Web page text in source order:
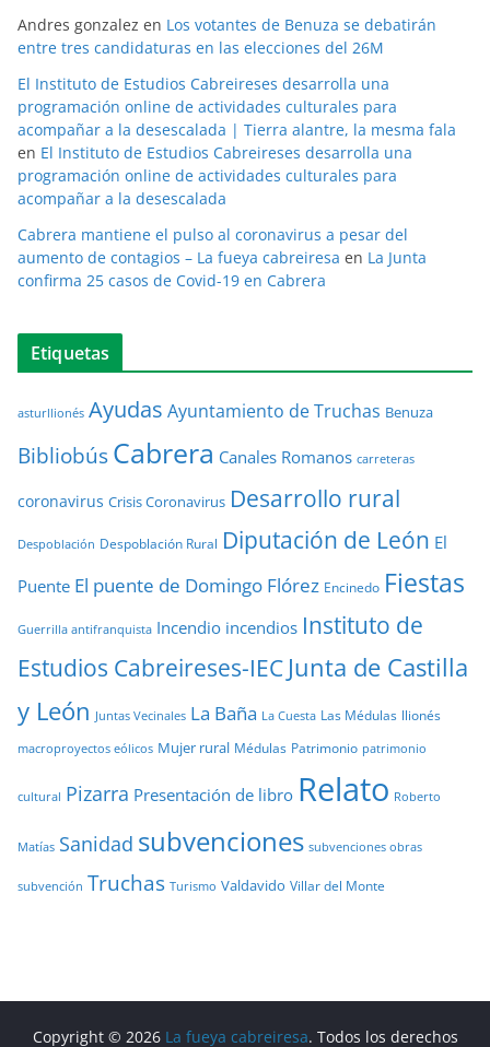
Andres gonzalez en Los votantes de Benuza se debatirán
entre tres candidaturas en las elecciones del 26M
El Instituto de Estudios Cabreireses desarrolla una
programación online de actividades culturales para
acompañar a la desescalada | Tierra alantre, la mesma fala
en El Instituto de Estudios Cabreireses desarrolla una
programación online de actividades culturales para
acompañar a la desescalada
Cabrera mantiene el pulso al coronavirus a pesar del
aumento de contagios – La fueya cabreiresa en La Junta
confirma 25 casos de Covid-19 en Cabrera
Etiquetas
asturllionés Ayudas Ayuntamiento de Truchas Benuza
BibliobúsCabrera Canales Romanos carreteras
coronavirus Crisis Coronavirus Desarrollo rural
Despoblación Despoblación Rural Diputación de León El
Puente El puente de Domingo Flórez Encinedo Fiestas
Guerrilla antifranquista Incendio incendios Instituto de
Estudios Cabreireses-IEC Junta de Castilla
y León Juntas Vecinales La Baña La Cuesta Las Médulas llionés
macroproyectos eólicos Mujer rural Médulas Patrimonio patrimonio
cultural Pizarra Presentación de libro Relato Roberto
Matías Sanidad subvenciones subvenciones obras
subvención Truchas Turismo Valdavido Villar del Monte
Copyright © 2026 La fueya cabreiresa. Todos los derechos